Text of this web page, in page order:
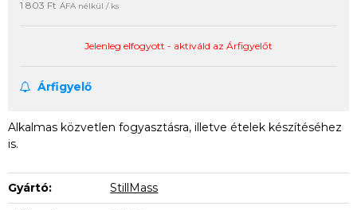
1 803 Ft ÁFA nélkül / ks
Jelenleg elfogyott - aktiváld az Árfigyelőt
Árfigyelő
Alkalmas közvetlen fogyasztásra, illetve ételek készítéséhez
is.
Gyártó: StillMass